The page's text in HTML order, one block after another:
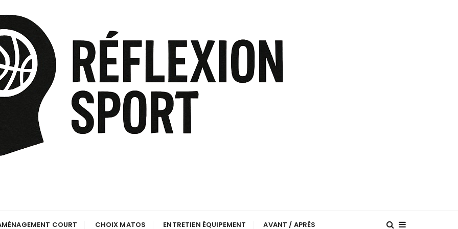
COURT CHOIX MATOS ENTRETIEN ÉQUIPEMENT AVANT / APRÈS